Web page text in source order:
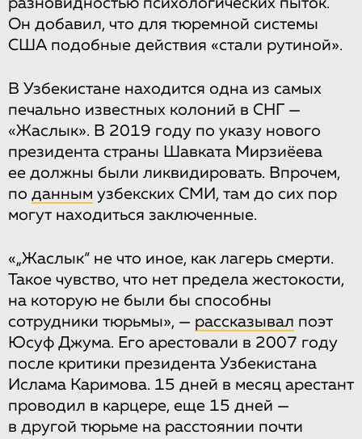
разновидностью психологических пыток.
Он добавил, что для тюремной системы
США подобные действия «стали рутиной».
В Узбекистане находится одна из самых
печально известных колоний в СНГ —
«Жаслык». В 2019 году по указу нового
президента страны Шавката Мирзиёева
ее должны были ликвидировать. Впрочем,
по данным узбекских СМИ, там до сих пор
могут находиться заключенные.
«„Жаслык“ не что иное, как лагерь смерти.
Такое чувство, что нет предела жестокости,
на которую не были бы способны
сотрудники тюрьмы», — рассказывал поэт
Юсуф Джума. Его арестовали в 2007 году
после критики президента Узбекистана
Ислама Каримова. 15 дней в месяц арестант
проводил в карцере, еще 15 дней —
в другой тюрьме на расстоянии почти